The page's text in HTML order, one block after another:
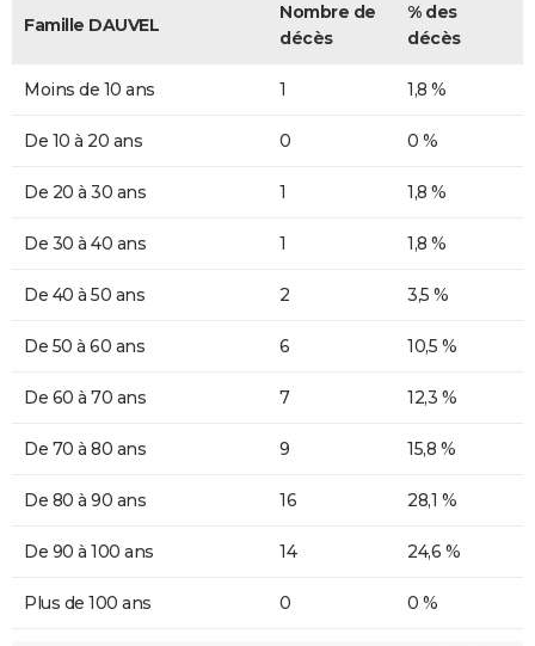
Famille DAUVEL
Nombre de
décès
% des
décès
Moins de 10 ans 1 1,8 %
De 10 à 20 ans 0 0 %
De 20 à 30 ans 1 1,8 %
De 30 à 40 ans 1 1,8 %
De 40 à 50 ans 2 3,5 %
De 50 à 60 ans 6 10,5 %
De 60 à 70 ans 7 12,3 %
De 70 à 80 ans 9 15,8 %
De 80 à 90 ans 16 28,1 %
De 90 à 100 ans 14 24,6 %
Plus de 100 ans 0 0 %